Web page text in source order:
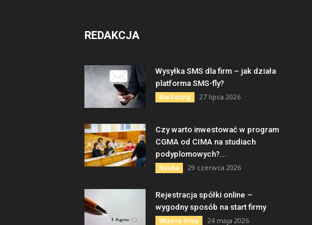
REDAKCJA
Wysyłka SMS dla firm – jak działa
platforma SMS-fly?
Marketing 27 lipca 2026
Czy warto inwestować w program
CGMA od CIMA na studiach
podyplomowych?...
Nauka 29 czerwca 2026
Rejestracja spółki online –
wygodny sposób na start firmy
Własna firma 24 maja 2026